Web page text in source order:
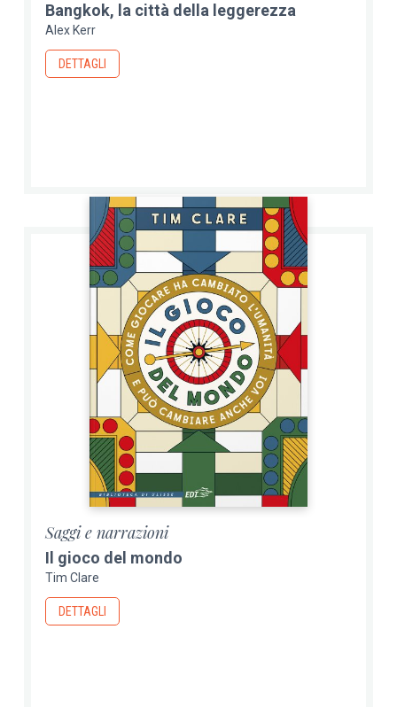
Bangkok, la città della leggerezza
Alex Kerr
DETTAGLI
Saggi e narrazioni
Il gioco del mondo
Tim Clare
DETTAGLI